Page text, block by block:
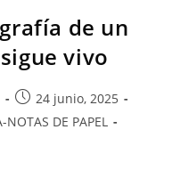
de un
vivo
24 junio, 2025
NOTAS DE PAPEL